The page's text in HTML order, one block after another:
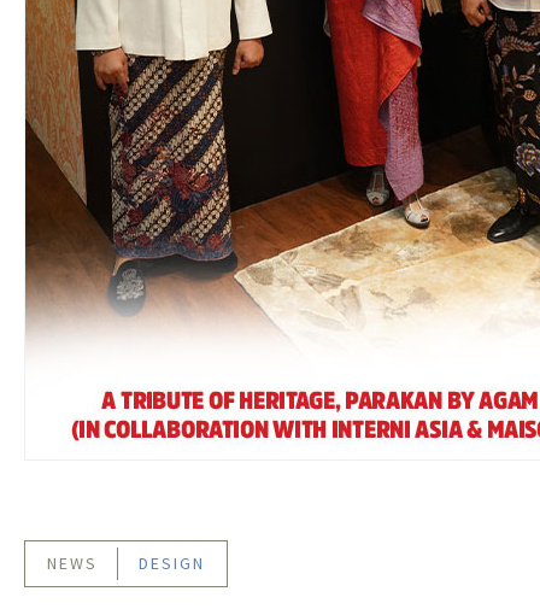
NEWS DESIGN